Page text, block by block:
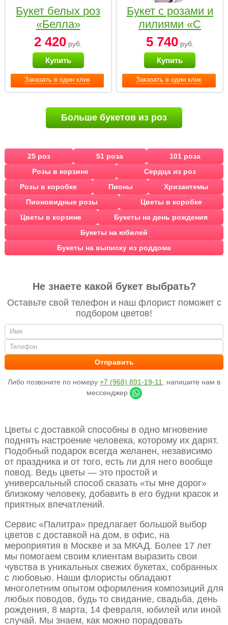
Заказать в один клик
Букет белых роз
«Белла»
2 420 руб.
Купить
Заказать в один клик
Букет с розами и
лилиями «С
наилучшими
пожеланиями»
5 740руб.
Купить
Больше букетов из роз
25 роз 51 роза
101 роза
Розы в корзине
Сердца из роз
Розы в коробке
Пионы
Хризантемы
Пионовидные розы
Цветы в коробке
Цветы в корзине
Букеты на день рождения
Букеты на юбилей
Букеты на выписку из роддома
Не знаете какой букет выбрать?
Оставьте свой телефон и наш флорист поможет с
подбором цветов!
Либо позвоните по номеру +7 (968) 891-19-11
, напишите нам в
мессенджер
Цветы с доставкой способны в одно мгновение
поднять настроение человека, которому их дарят.
Подобный подарок всегда желанен, независимо
от праздника и от того, есть ли для него вообще
повод. Ведь цветы — это простой и
универсальный способ сказать «ты мне дорог»
близкому человеку, добавить в его будни красок и
приятных впечатлений.
Сервис «Палитра» предлагает большой выбор
цветов с доставкой на дом, в офис, на
мероприятия в Москве и за МКАД. Более 17 лет
мы помогаем своим клиентам выразить свои
чувства в уникальных свежих букетах, собранных
с любовью. Наши флористы обладают
многолетним опытом оформления композиций для
любых поводов, будь то свидание, свадьба, день
рождения, 8 марта, 14 февраля, юбилей или иной
случай. Мы знаем, как можно порадовать